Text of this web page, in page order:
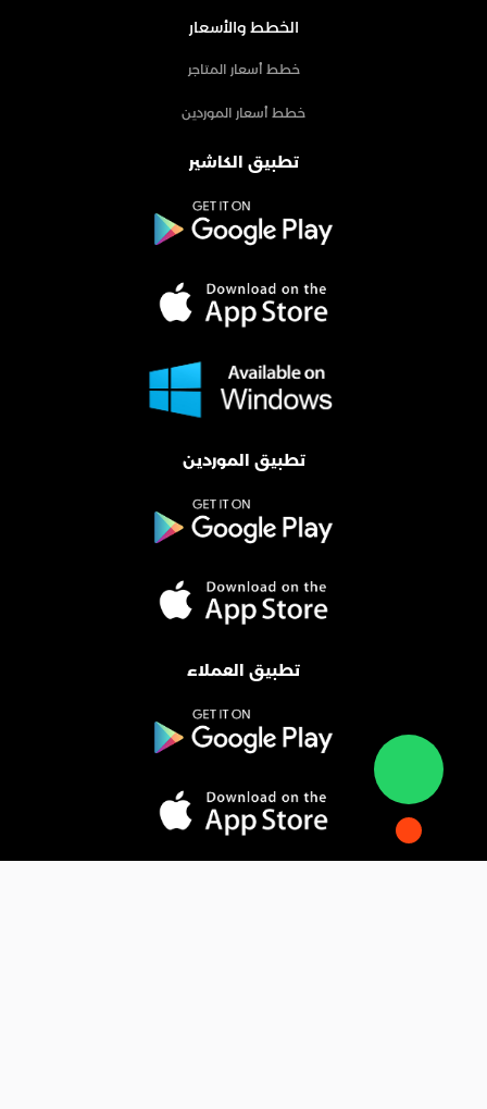
الخطط والأسعار
خطط أسعار المتاجر
خطط أسعار الموردين
تطبيق الكاشير
تطبيق الموردين
تطبيق العملاء